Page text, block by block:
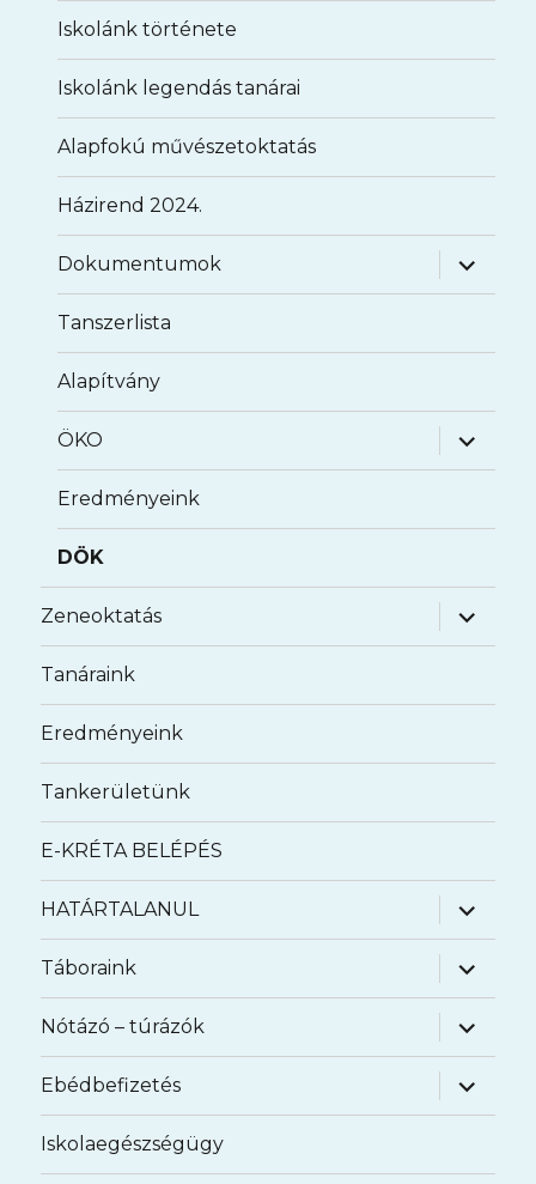
Iskolánk története
Iskolánk legendás tanárai
Alapfokú művészetoktatás
Házirend 2024.
Dokumentumok
almenü
Tanszerlista
Alapítvány
ÖKO
almenü
Eredményeink
DÖK
Zeneoktatás
almenü
Tanáraink
Eredményeink
Tankerületünk
E-KRÉTA BELÉPÉS
HATÁRTALANUL
almenü
Táboraink
almenü
Nótázó – túrázók
almenü
Ebédbefizetés
almenü
Iskolaegészségügy